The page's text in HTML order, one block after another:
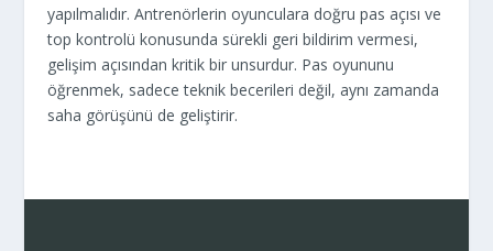
yapılmalıdır. Antrenörlerin oyunculara doğru pas açısı ve
top kontrolü konusunda sürekli geri bildirim vermesi,
gelişim açısından kritik bir unsurdur. Pas oyununu
öğrenmek, sadece teknik becerileri değil, aynı zamanda
saha görüşünü de geliştirir.